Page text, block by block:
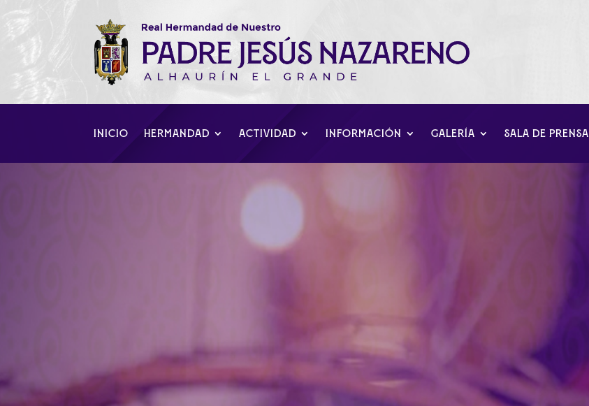
INICIO HERMANDAD ACTIVIDAD INFORMACIÓN GALERÍA SALA DE PRENSA
Función Religiosa. Día de Jesús 2026